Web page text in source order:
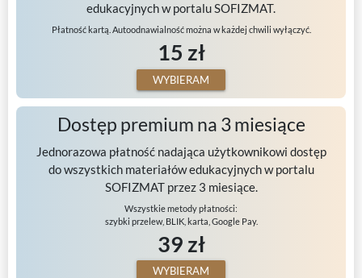
edukacyjnych w portalu SOFIZMAT.
Płatność kartą. Autoodnawialność można w każdej chwili wyłączyć.
15 zł
WYBIERAM
Dostęp premium na 3 miesiące
Jednorazowa płatność nadająca użytkownikowi dostęp
do wszystkich materiałów edukacyjnych w portalu
SOFIZMAT przez 3 miesiące.
Wszystkie metody płatności:
szybki przelew, BLIK, karta, Google Pay.
39 zł
WYBIERAM